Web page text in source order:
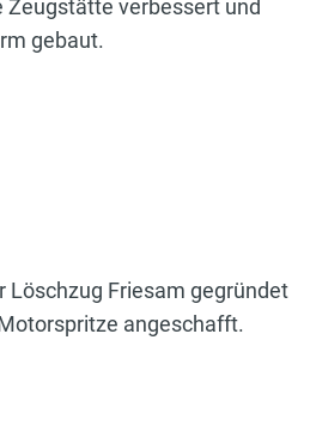
Zeugstätte verbessert und
gebaut.
Löschzug Friesam gegründet
angeschafft.